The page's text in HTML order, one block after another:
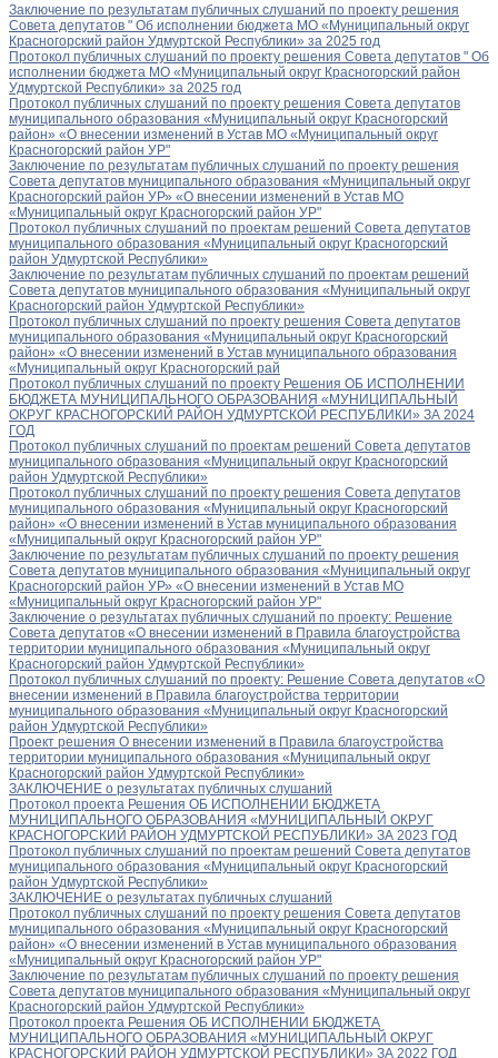
Заключение по результатам публичных слушаний по проекту решения
Совета депутатов " Об исполнении бюджета МО «Муниципальный округ
Красногорский район Удмуртской Республики» за 2025 год
Протокол публичных слушаний по проекту решения Совета депутатов " Об
исполнении бюджета МО «Муниципальный округ Красногорский район
Удмуртской Республики» за 2025 год
Протокол публичных слушаний по проекту решения Совета депутатов
муниципального образования «Муниципальный округ Красногорский
район» «О внесении изменений в Устав МО «Муниципальный округ
Красногорский район УР"
Заключение по результатам публичных слушаний по проекту решения
Совета депутатов муниципального образования «Муниципальный округ
Красногорский район УР» «О внесении изменений в Устав МО
«Муниципальный округ Красногорский район УР"
Протокол публичных слушаний по проектам решений Совета депутатов
муниципального образования «Муниципальный округ Красногорский
район Удмуртской Республики»
Заключение по результатам публичных слушаний по проектам решений
Совета депутатов муниципального образования «Муниципальный округ
Красногорский район Удмуртской Республики»
Протокол публичных слушаний по проекту решения Совета депутатов
муниципального образования «Муниципальный округ Красногорский
район» «О внесении изменений в Устав муниципального образования
«Муниципальный округ Красногорский рай
Протокол публичных слушаний по проекту Решения ОБ ИСПОЛНЕНИИ
БЮДЖЕТА МУНИЦИПАЛЬНОГО ОБРАЗОВАНИЯ «МУНИЦИПАЛЬНЫЙ
ОКРУГ КРАСНОГОРСКИЙ РАЙОН УДМУРТСКОЙ РЕСПУБЛИКИ» ЗА 2024
ГОД
Протокол публичных слушаний по проектам решений Совета депутатов
муниципального образования «Муниципальный округ Красногорский
район Удмуртской Республики»
Протокол публичных слушаний по проекту решения Совета депутатов
муниципального образования «Муниципальный округ Красногорский
район» «О внесении изменений в Устав муниципального образования
«Муниципальный округ Красногорский район УР"
Заключение по результатам публичных слушаний по проекту решения
Совета депутатов муниципального образования «Муниципальный округ
Красногорский район УР» «О внесении изменений в Устав МО
«Муниципальный округ Красногорский район УР"
Заключение о результатах публичных слушаний по проекту: Решение
Совета депутатов «О внесении изменений в Правила благоустройства
территории муниципального образования «Муниципальный округ
Красногорский район Удмуртской Республики»
Протокол публичных слушаний по проекту: Решение Совета депутатов «О
внесении изменений в Правила благоустройства территории
муниципального образования «Муниципальный округ Красногорский
район Удмуртской Республики»
Проект решения О внесении изменений в Правила благоустройства
территории муниципального образования «Муниципальный округ
Красногорский район Удмуртской Республики»
ЗАКЛЮЧЕНИЕ о результатах публичных слушаний
Протокол проекта Решения ОБ ИСПОЛНЕНИИ БЮДЖЕТА
МУНИЦИПАЛЬНОГО ОБРАЗОВАНИЯ «МУНИЦИПАЛЬНЫЙ ОКРУГ
КРАСНОГОРСКИЙ РАЙОН УДМУРТСКОЙ РЕСПУБЛИКИ» ЗА 2023 ГОД
Протокол публичных слушаний по проектам решений Совета депутатов
муниципального образования «Муниципальный округ Красногорский
район Удмуртской Республики»
ЗАКЛЮЧЕНИЕ о результатах публичных слушаний
Протокол публичных слушаний по проекту решения Совета депутатов
муниципального образования «Муниципальный округ Красногорский
район» «О внесении изменений в Устав муниципального образования
«Муниципальный округ Красногорский район УР"
Заключение по результатам публичных слушаний по проекту решения
Совета депутатов муниципального образования «Муниципальный округ
Красногорский район Удмуртской Республики»
Протокол проекта Решения ОБ ИСПОЛНЕНИИ БЮДЖЕТА
МУНИЦИПАЛЬНОГО ОБРАЗОВАНИЯ «МУНИЦИПАЛЬНЫЙ ОКРУГ
КРАСНОГОРСКИЙ РАЙОН УДМУРТСКОЙ РЕСПУБЛИКИ» ЗА 2022 ГОД